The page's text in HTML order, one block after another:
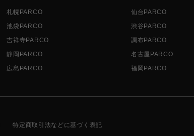
札幌PARCO 仙台PARCO
池袋PARCO
渋谷PARCO
吉祥寺PARCO
調布PARCO
静岡PARCO
名古屋PARCO
広島PARCO
福岡PARCO
特定商取引法などに基づく表記